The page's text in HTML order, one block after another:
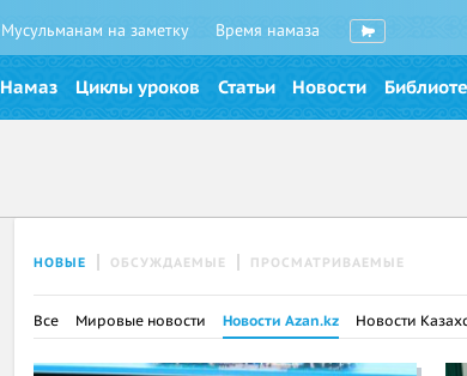
Мусульманам на заметку Время намаза
Намаз Циклы уроков Статьи Новости
НОВЫЕ ОБСУЖДАЕМЫЕ ПРОСМАТРИВАЕМЫЕ
Все Мировые новости Новости Azan.kz Новости